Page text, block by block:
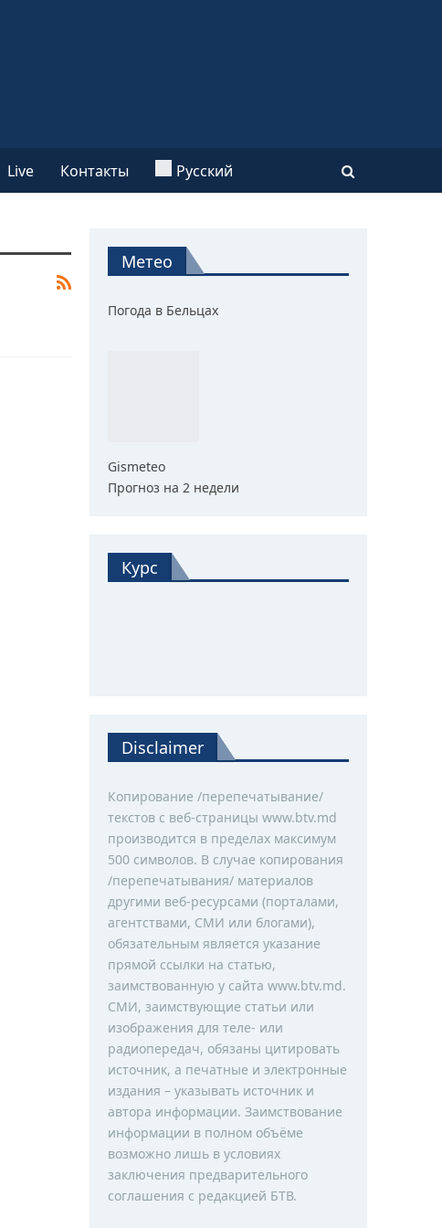
Live Контакты Русский
Метео
Погода в Бельцах
Gismeteo
Прогноз на 2 недели
Курс
Disclaimer
Копирование /перепечатывание/
текстов с веб-страницы www.btv.md
производится в пределах максимум
500 символов. В случае копирования
/перепечатывания/ материалов
другими веб-ресурсами (порталами,
агентствами, СМИ или блогами),
обязательным является указание
прямой ссылки на статью,
заимствованную у сайта www.btv.md.
СМИ, заимствующие статьи или
изображения для теле- или
радиопередач, обязаны цитировать
источник, а печатные и электронные
издания – указывать источник и
автора информации. Заимствование
информации в полном объёме
возможно лишь в условиях
заключения предварительного
соглашения с редакцией БТВ.